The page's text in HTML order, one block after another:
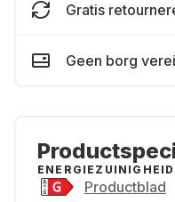
Gratis
Geen borg
ENERGIEZUINIGHEID
Productblad